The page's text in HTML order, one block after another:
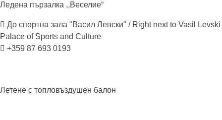
Ледена пързалка ,,Веселие“
До спортна зала "Васил Левски" / Right next to Vasil Levski
Palace of Sports and Culture
+359 87 693 0193
Летене с топловъздушен балон